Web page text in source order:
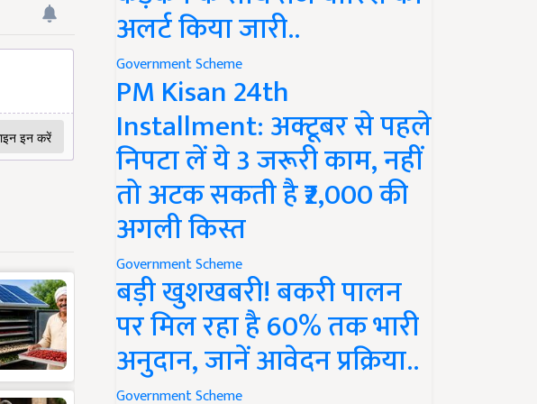
अलर्ट किया जारी..
Government Scheme
PM Kisan 24th
Installment: अक्टूबर से पहले
निपटा लें ये 3 जरूरी काम, नहीं
तो अटक सकती है ₹2,000 की
अगली किस्त
Government Scheme
बड़ी खुशखबरी! बकरी पालन
पर मिल रहा है 60% तक भारी
अनुदान, जानें आवेदन प्रक्रिया..
Government Scheme